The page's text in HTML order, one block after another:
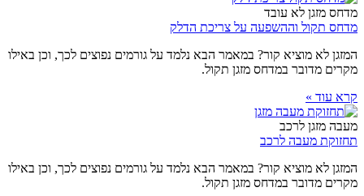
מדחס מזגן לא עובד
מדחס תקול וההשפעה על צריכת הדלק
המזגן לא מוציא קור? במאמר הבא נלמד על גורמים נפוצים לכך, וכן באילו
מקרים מדובר במדחס מזגן תקול.
קרא עוד »
מעבה מזגן לרכב
תחזוקת מעבה לרכב
המזגן לא מוציא קור? במאמר הבא נלמד על גורמים נפוצים לכך, וכן באילו
מקרים מדובר במדחס מזגן תקול.